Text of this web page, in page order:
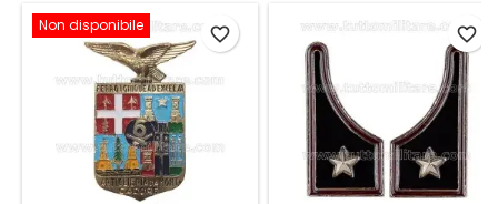
Non disponibile favorite_border favorite_border